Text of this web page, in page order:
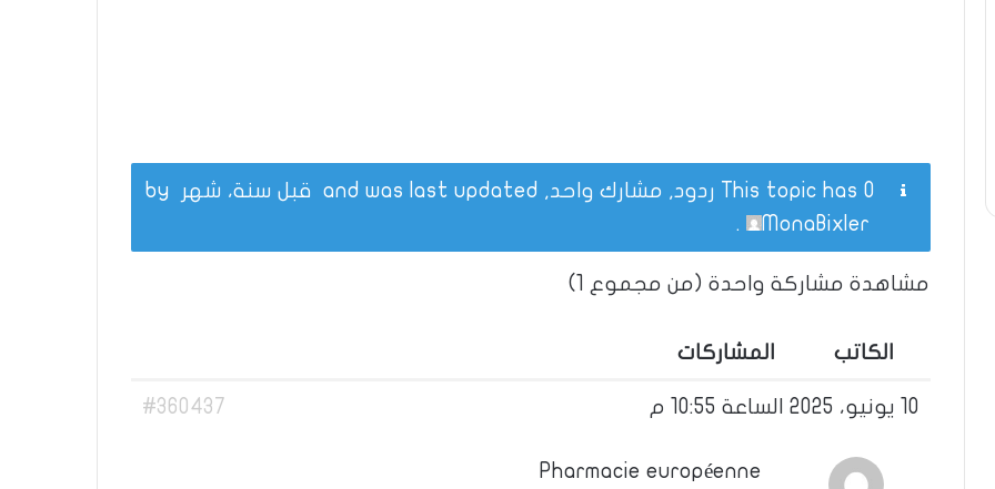
This topic has 0 ردود, مشارك واحد, and was last updated قبل سنة، شهر
MonaBixler
.
مشاهدة مشاركة واحدة (من مجموع 1)
الكاتب المشاركات
10 يونيو، 2025 الساعة 10:55 م #360437
Pharmacie européenne